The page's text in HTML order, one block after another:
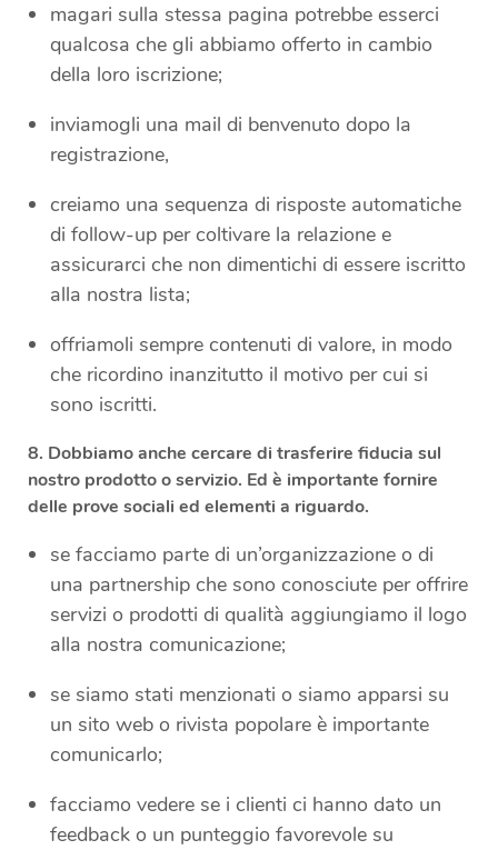
magari sulla stessa pagina potrebbe esserci
qualcosa che gli abbiamo offerto in cambio
della loro iscrizione;
inviamogli una mail di benvenuto dopo la
registrazione,
creiamo una sequenza di risposte automatiche
di follow-up per coltivare la relazione e
assicurarci che non dimentichi di essere iscritto
alla nostra lista;
offriamoli sempre contenuti di valore, in modo
che ricordino inanzitutto il motivo per cui si
sono iscritti.
8. Dobbiamo anche cercare di trasferire fiducia sul
nostro prodotto o servizio. Ed è importante fornire
delle prove sociali ed elementi a riguardo.
se facciamo parte di un’organizzazione o di
una partnership che sono conosciute per offrire
servizi o prodotti di qualità aggiungiamo il logo
alla nostra comunicazione;
se siamo stati menzionati o siamo apparsi su
un sito web o rivista popolare è importante
comunicarlo;
facciamo vedere se i clienti ci hanno dato un
feedback o un punteggio favorevole su